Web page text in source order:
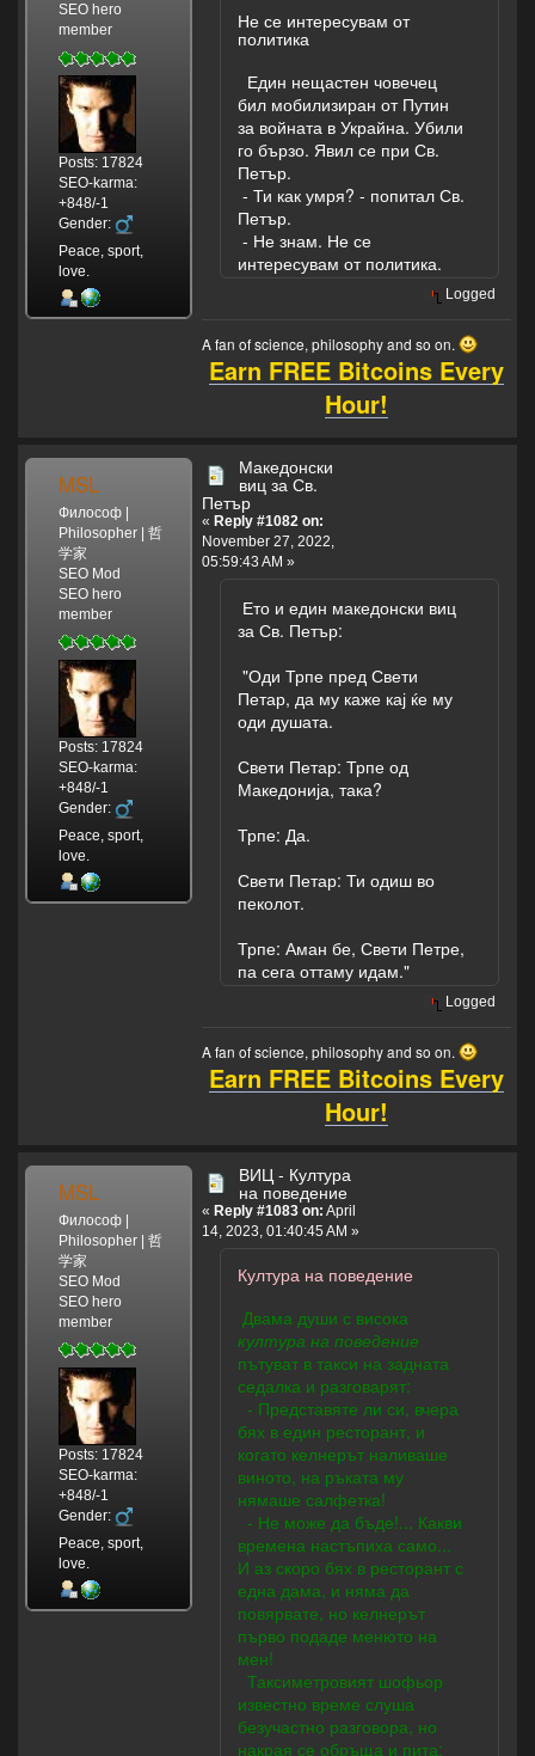
SEO hero
member
Posts: 17824
SEO-karma:
+848/-1
Gender:
Peace, sport,
love.
Не се интересувам от
политика
Един нещастен човечец
бил мобилизиран от Путин
за войната в Украйна. Убили
го бързо. Явил се при Св.
Петър.
- Ти как умря? - попитал Св.
Петър.
- Не знам. Не се
интересувам от политика.
Logged
A fan of science, philosophy and so on.
Earn FREE Bitcoins Every
Hour!
MSL
Философ |
Philosopher | 哲
学家
SEO Mod
SEO hero
member
Posts: 17824
SEO-karma:
+848/-1
Gender:
Peace, sport,
love.
Македонски
виц за Св.
Петър
« Reply #1082 on:
November 27, 2022,
05:59:43 AM »
Ето и един македонски виц
за Св. Петър:
"Оди Трпе пред Свети
Петар, да му каже кај ќе му
оди душата.
Свети Петар: Трпе од
Македонија, така?
Трпе: Да.
Свети Петар: Ти одиш во
пеколот.
Трпе: Аман бе, Свети Петре,
па сега оттаму идам."
Logged
A fan of science, philosophy and so on.
Earn FREE Bitcoins Every
Hour!
MSL
Философ |
Philosopher | 哲
学家
SEO Mod
SEO hero
member
Posts: 17824
SEO-karma:
+848/-1
Gender:
Peace, sport,
love.
ВИЦ - Култура
на поведение
« Reply #1083 on: April
14, 2023, 01:40:45 AM »
Култура на поведение
Двама души с висока
култура на поведение
пътуват в такси на задната
седалка и разговарят:
- Представяте ли си, вчера
бях в един ресторант, и
когато келнерът наливаше
виното, на ръката му
нямаше салфетка!
- Не може да бъде!... Какви
времена настъпиха само...
И аз скоро бях в ресторант с
една дама, и няма да
повярвате, но келнерът
първо подаде менюто на
мен!
Таксиметровият шофьор
известно време слуша
безучастно разговора, но
накрая се обръща и пита: